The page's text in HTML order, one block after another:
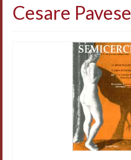
Organizzazione e contatti
I Deug-Su
Relazioni sulle attività
Accordi di cooperazione
Cesare Pavese